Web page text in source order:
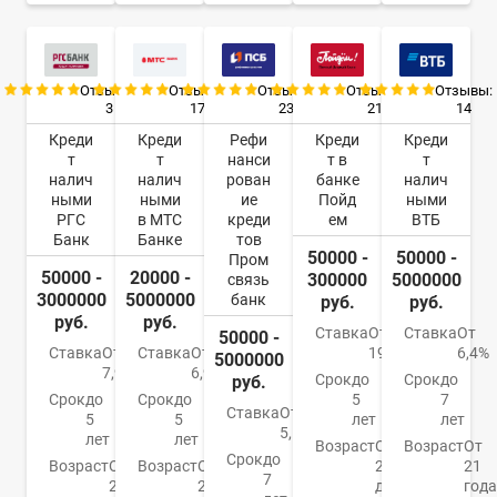
Отзывы:
3
Креди
т
налич
ными
РГС
Банк
50000 -
3000000
руб.
СтавкаОт
7,9%
Срокдо
5
лет
ВозрастОт
21
Отзывы:
17
Креди
т
налич
ными
в МТС
Банке
20000 -
5000000
руб.
СтавкаОт
6,9%
Срокдо
5
лет
ВозрастОт
20
Отзывы:
23
Рефи
нанси
рован
ие
креди
тов
Пром
связь
банк
50000 -
5000000
руб.
СтавкаОт
5,5%
Срокдо
7
Отзывы:
21
Креди
т в
банке
Пойд
ем
50000 -
300000
руб.
СтавкаОт
19,8%
Срокдо
5
лет
ВозрастОт
22
до
Отзывы:
14
Креди
т
налич
ными
ВТБ
50000 -
5000000
руб.
СтавкаОт
6,4%
Срокдо
7
лет
ВозрастОт
21
года